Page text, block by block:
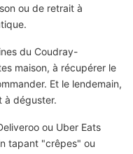
ou de retrait à
du Coudray-
maison, à récupérer le
Et le lendemain,
à déguster.
ou Uber Eats
tapant "crêpes" ou